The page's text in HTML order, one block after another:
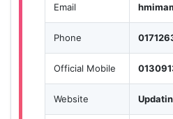
Email
Phone
Official Mobile
Website